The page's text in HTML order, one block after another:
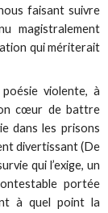
faisant suivre
magistralement
qui mériterait
violente, à
cœur de battre
dans les prisons
divertissant (De
qui l’exige, un
portée
à quel point la